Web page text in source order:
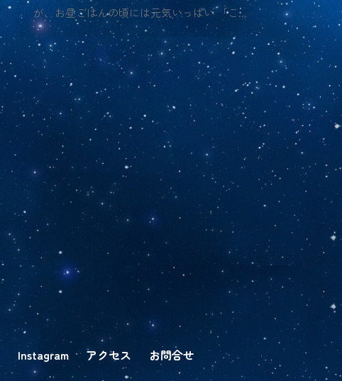
が、お昼ごはんの頃には元気いっぱい 「こ…
Instagram アクセス お問合せ